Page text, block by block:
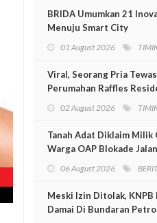
BRIDA Umumkan 21
Menuju Smart City
01 August 2026
Viral, Seorang Pria
Perumahan Raffles
02 August 2026
Tanah Adat Diklaim Milik
Warga OAP Blokade
06 August 2026
Meski Izin Ditolak, KNPB
Damai Di Bundaran